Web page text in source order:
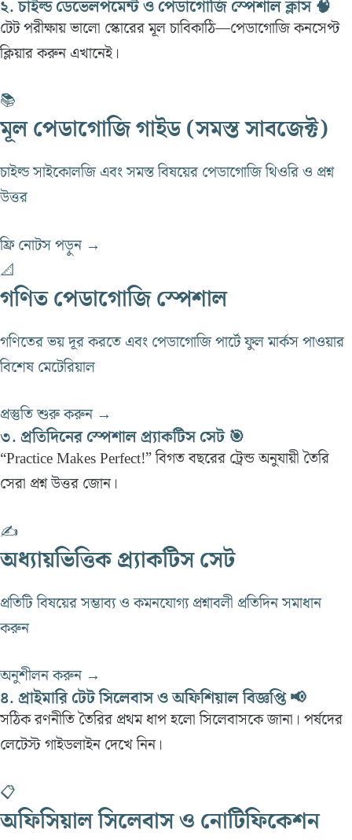
২. চাইল্ড ডেভেলপমেন্ট ও পেডাগোজি স্পেশাল ক্লাস 🧠
টেট পরীক্ষায় ভালো স্কোরের মূল চাবিকাঠি—পেডাগোজি কনসেপ্ট
ক্লিয়ার করুন এখানেই।
📚
মূল পেডাগোজি গাইড(সমস্ত সাবজেক্ট)
চাইল্ড সাইকোলজি এবং সমস্ত বিষয়ের পেডাগোজি থিওরি ও প্রশ্ন
উত্তর
ফ্রি নোটস পড়ুন →
📐
গণিত পেডাগোজি স্পেশাল
গণিতের ভয় দূর করতে এবং পেডাগোজি পার্টে ফুল মার্কস পাওয়ার
বিশেষ মেটেরিয়াল
প্রস্তুতি শুরু করুন →
৩. প্রতিদিনের স্পেশাল প্র্যাকটিস সেট 🎯
“Practice Makes Perfect!” বিগত বছরের ট্রেন্ড অনুযায়ী তৈরি
সেরা প্রশ্ন উত্তর জোন।
✍️
অধ্যায়ভিত্তিক প্র্যাকটিস সেট
প্রতিটি বিষয়ের সম্ভাব্য ও কমনযোগ্য প্রশ্নাবলী প্রতিদিন সমাধান
করুন
অনুশীলন করুন →
৪. প্রাইমারি টেট সিলেবাস ও অফিশিয়াল বিজ্ঞপ্তি 📢
সঠিক রণনীতি তৈরির প্রথম ধাপ হলো সিলেবাসকে জানা। পর্ষদের
লেটেস্ট গাইডলাইন দেখে নিন।
📋
অফিসিয়াল সিলেবাস ও নোটিফিকেশন